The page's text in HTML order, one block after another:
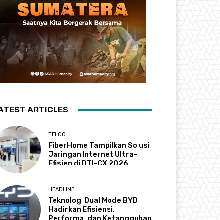
ARTICLES
TELCO
FiberHome Tampilkan Solusi
Jaringan Internet Ultra-
Efisien di DTI-CX 2026
HEADLINE
Teknologi Dual Mode BYD
Hadirkan Efisiensi,